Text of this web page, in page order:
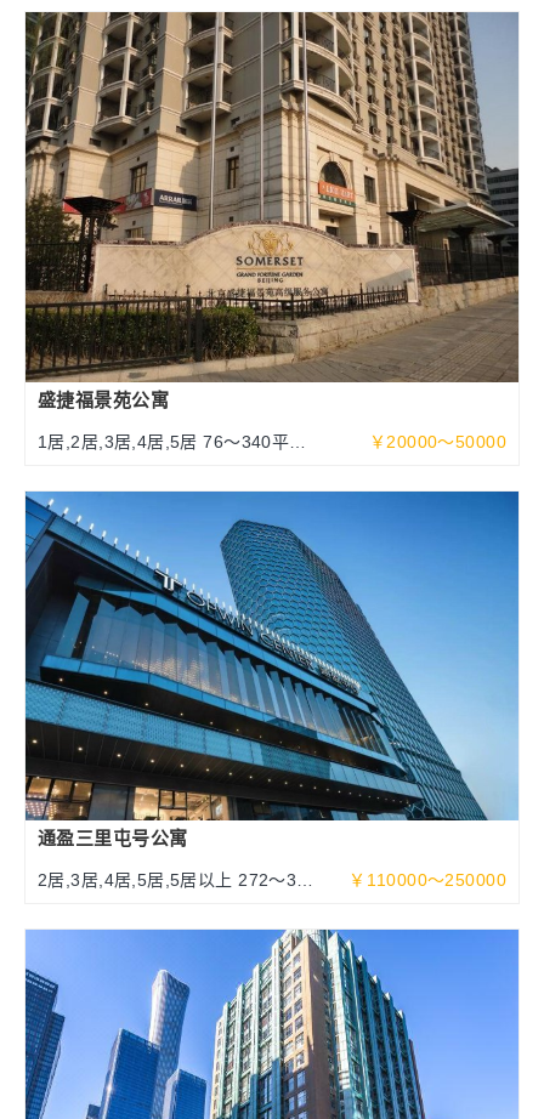
盛捷福景苑公寓
1居,2居,3居,4居,5居 76～340平方
￥20000～50000
通盈三里屯号公寓
2居,3居,4居,5居,5居以上 272～377
￥110000～250000